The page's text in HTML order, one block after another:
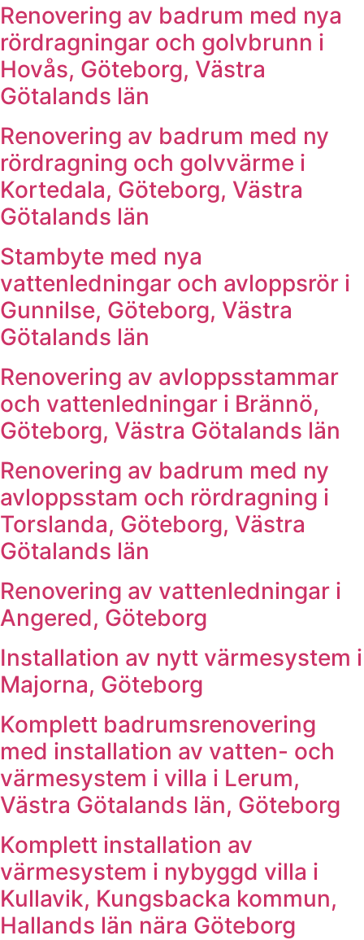
Renovering av badrum med nya
rördragningar och golvbrunn i
Hovås, Göteborg, Västra
Götalands län
Renovering av badrum med ny
rördragning och golvvärme i
Kortedala, Göteborg, Västra
Götalands län
Stambyte med nya
vattenledningar och avloppsrör i
Gunnilse, Göteborg, Västra
Götalands län
Renovering av avloppsstammar
och vattenledningar i Brännö,
Göteborg, Västra Götalands län
Renovering av badrum med ny
avloppsstam och rördragning i
Torslanda, Göteborg, Västra
Götalands län
Renovering av vattenledningar i
Angered, Göteborg
Installation av nytt värmesystem i
Majorna, Göteborg
Komplett badrumsrenovering
med installation av vatten- och
värmesystem i villa i Lerum,
Västra Götalands län, Göteborg
Komplett installation av
värmesystem i nybyggd villa i
Kullavik, Kungsbacka kommun,
Hallands län nära Göteborg